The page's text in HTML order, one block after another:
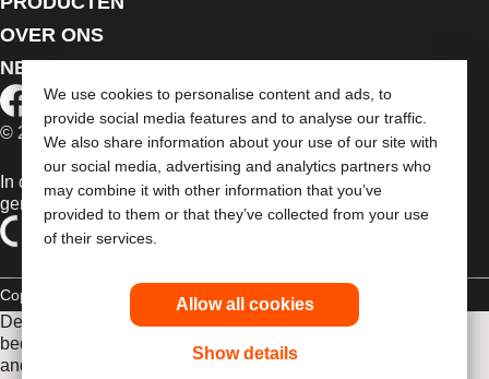
We use cookies to personalise content and ads, to
provide social media features and to analyse our traffic.
We also share information about your use of our site with
our social media, advertising and analytics partners who
may combine it with other information that you’ve
provided to them or that they’ve collected from your use
of their services.
Allow all cookies
Show details
OVER ONS
NEEM CONTACT MET ONS OP
© 2026 Dansac A/S. Alle rechten voorbehouden.
In de EU verkochte medische hulpmiddelen dienen
gemarkeerd te zijn met een van de volgende symbolen
Copyrightverklaring Privacybeleid Gebruik van cookies
De verstrekte informatie is geen medisch advies en is niet
bedoeld als vervanging voor het advies van uw eigen arts of
andere zorgverlener.